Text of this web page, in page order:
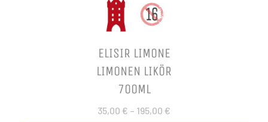
ELISIR LIMONE
LIMONEN LIKÖR
700ML
35,00 € – 195,00 €